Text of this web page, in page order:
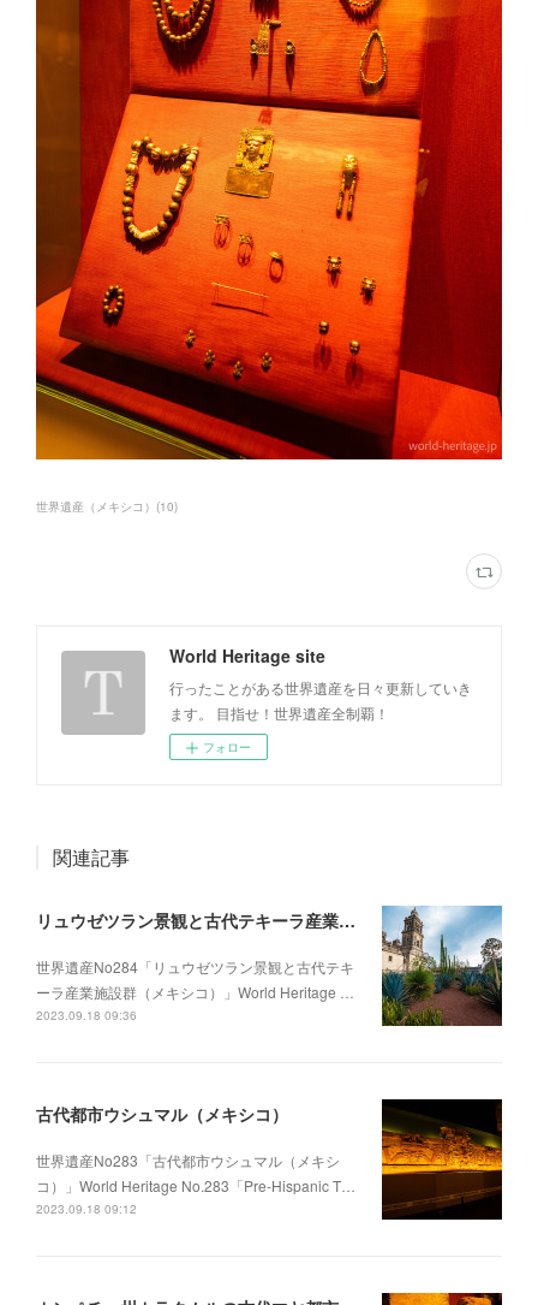
世界遺産（メキシコ） (10)
World Heritage site
行ったことがある世界遺産を日々更新していき
ます。 目指せ！世界遺産全制覇！
フォロー
関連記事
リュウゼツラン景観と古代テキーラ産業施設群（メキシコ）
世界遺産No284「リュウゼツラン景観と古代テキ
ーラ産業施設群（メキシコ）」World Heritage …
2023.09.18 09:36
古代都市ウシュマル（メキシコ）
世界遺産No283「古代都市ウシュマル（メキシ
コ）」World Heritage No.283「Pre-Hispanic T…
2023.09.18 09:12